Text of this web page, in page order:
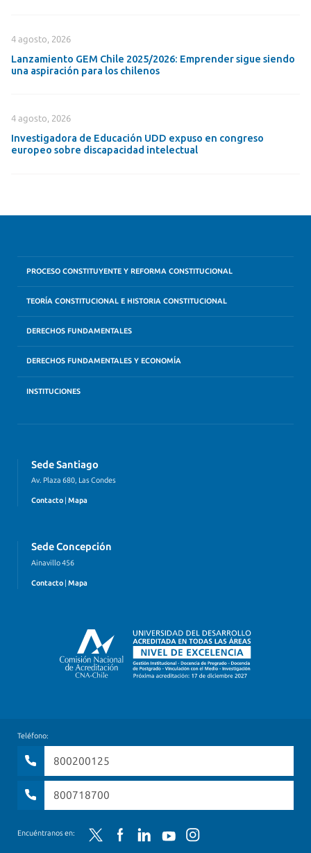
4 agosto, 2026
Lanzamiento GEM Chile 2025/2026: Emprender sigue siendo
una aspiración para los chilenos
4 agosto, 2026
Investigadora de Educación UDD expuso en congreso
europeo sobre discapacidad intelectual
PROCESO CONSTITUYENTE Y REFORMA CONSTITUCIONAL
TEORÍA CONSTITUCIONAL E HISTORIA CONSTITUCIONAL
DERECHOS FUNDAMENTALES
DERECHOS FUNDAMENTALES Y ECONOMÍA
INSTITUCIONES
Sede Santiago
Av. Plaza 680, Las Condes
Contacto Mapa
Sede Concepción
Ainavillo 456
Contacto Mapa
Teléfono:
800200125
800718700
Encuéntranos en: Twitter FacebookLinkedInYouTubeInstagram